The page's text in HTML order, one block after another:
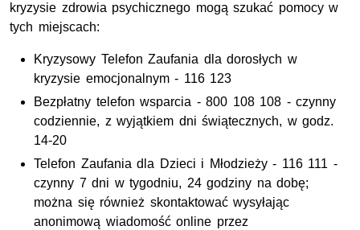
kryzysie zdrowia psychicznego mogą szukać pomocy w
tych miejscach:
Kryzysowy Telefon Zaufania dla dorosłych w
kryzysie emocjonalnym - 116 123
Bezpłatny telefon wsparcia - 800 108 108 - czynny
codziennie, z wyjątkiem dni świątecznych, w godz.
14-20
Telefon Zaufania dla Dzieci i Młodzieży - 116 111 -
czynny 7 dni w tygodniu, 24 godziny na dobę;
można się również skontaktować wysyłając
anonimową wiadomość online przez